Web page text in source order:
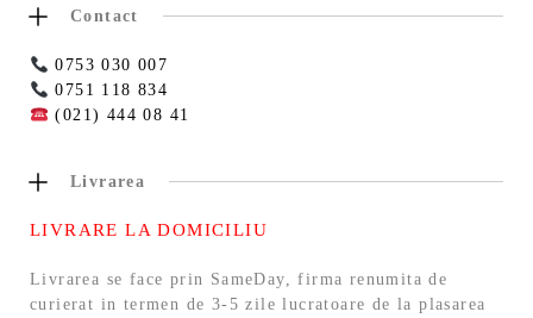
Contact
0753 030 007
0751 118 834
(021) 444 08 41
Livrarea
LIVRARE LA DOMICILIU
Livrarea se face prin SameDay, firma renumita de
curierat in termen de 3-5 zile lucratoare de la plasarea